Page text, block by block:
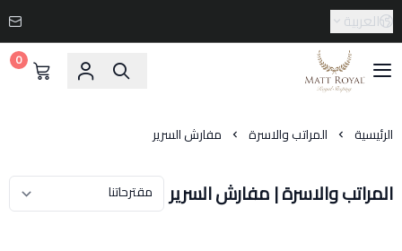
العربية
Matt-Royal
0
الرئيسية المراتب والاسرة مفارش السرير
المراتب والاسرة | مفارش السرير